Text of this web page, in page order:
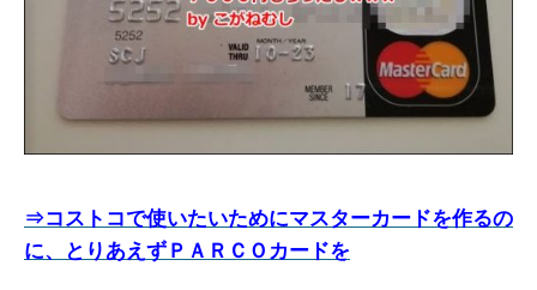
⇒コストコで使いたいためにマスターカードを作るの
に、とりあえずＰＡＲＣＯカードを